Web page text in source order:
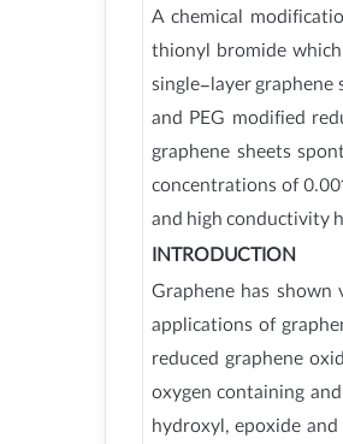
A chemical
thionyl bromide
single-layer graphene
and PEG modified
graphene sheets
concentrations of
and high conductivity
INTRODUCTION
Graphene has
applications of
reduced graphene
oxygen containing
hydroxyl, epoxide